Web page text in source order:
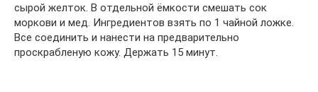
сырой желток. В отдельной ёмкости смешать сок
моркови и мед. Ингредиентов взять по 1 чайной ложке.
Все соединить и нанести на предварительно
проскрабленую кожу. Держать 15 минут.